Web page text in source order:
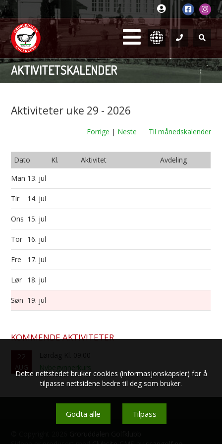
AKTIVITETSKALENDER
Aktiviteter uke 29 - 2026
Forrige | Neste Til månedskalender
Dato Kl. Aktivitet
Avdeling
Man 13. jul
Tir 14. jul
Ons 15. jul
Tor 16. jul
Fre 17. jul
Lør 18. jul
Søn 19. jul
KOMMENDE AKTIVITETER
22
AUG
Dette nettstedet bruker cookies (informasjonskapsler) for å
tilpasse nettsidene bedre til deg som bruker.
Godta alle Tilpass